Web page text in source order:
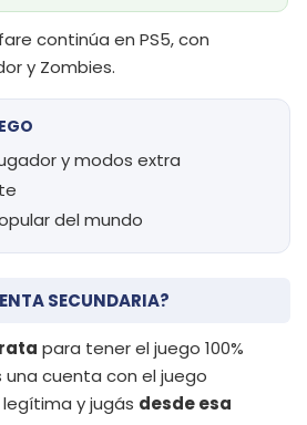
continúa en PS5, con
y Zombies.
y modos extra
del mundo
SECUNDARIA?
para tener el juego 100%
una cuenta con el juego
y jugás desde esa